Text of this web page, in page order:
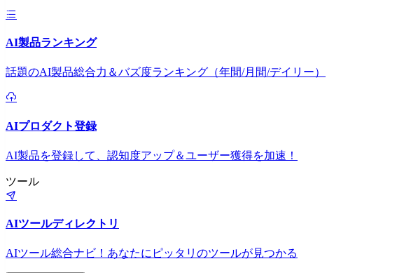
AI製品ランキング
話題のAI製品総合力＆バズ度ランキング（年間/月間/デイリー）
AIプロダクト登録
AI製品を登録して、認知度アップ＆ユーザー獲得を加速！
ツール
AIツールディレクトリ
AIツール総合ナビ！あなたにピッタリのツールが見つかる